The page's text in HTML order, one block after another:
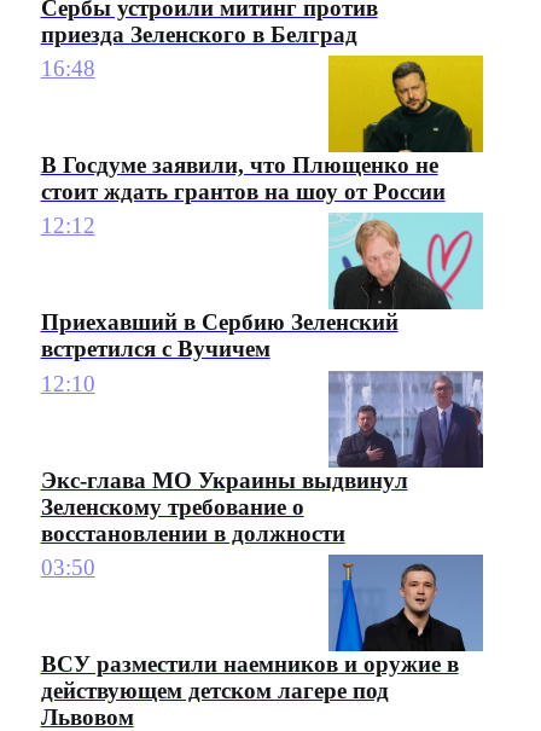
Сербы устроили митинг против
приезда Зеленского в Белград
16:48
В Госдуме заявили, что Плющенко не
стоит ждать грантов на шоу от России
12:12
Приехавший в Сербию Зеленский
встретился с Вучичем
12:10
Экс-глава МО Украины выдвинул
Зеленскому требование о
восстановлении в должности
03:50
ВСУ разместили наемников и оружие в
действующем детском лагере под
Львовом